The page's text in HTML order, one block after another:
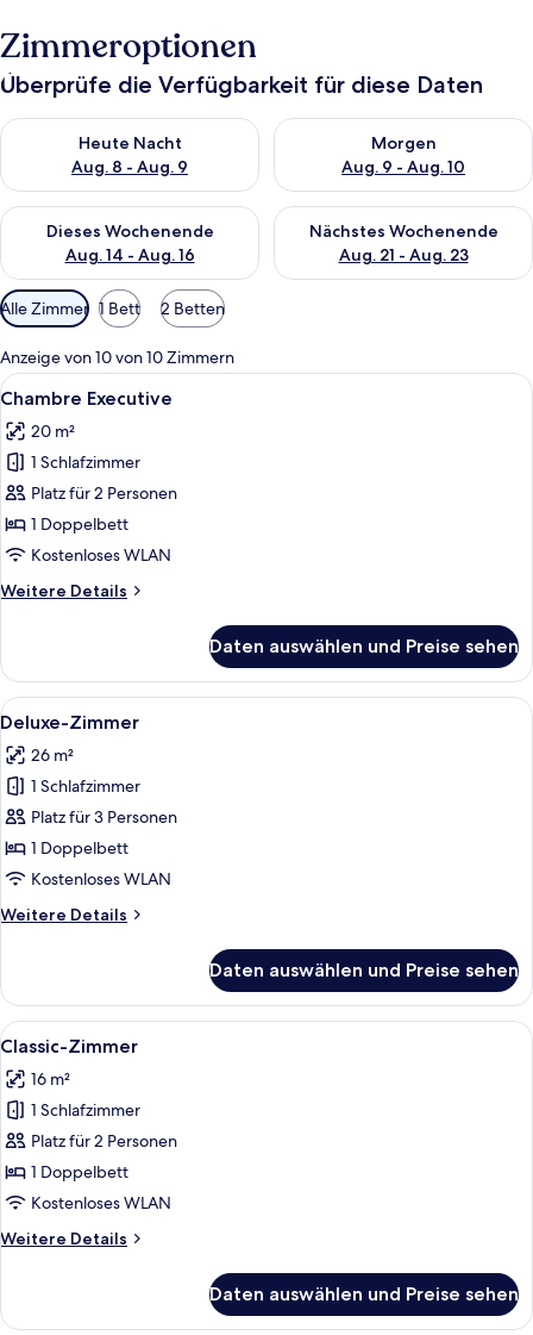
Zimmeroptionen
Überprüfe die Verfügbarkeit für diese Daten
Heute Nacht
Aug. 8 - Aug. 9
Überprüfe die Verfügbarkeit für heute Nacht, Aug. 8 - Aug. 9.
Morgen
Aug. 9 - Aug. 10
Überprüfe die Verfügbarkeit
Dieses Wochenende
Aug. 14 - Aug. 16
Überprüfe die Verfügbarkeit für dieses Wochenende, Aug. 14
Nächstes Wochenende
Aug. 21 - Aug. 23
Überprüfe die Verfügbarkeit
Verfügbare
Filter
für
Zimmer
Alle Zimmer 1 Bett 2 Betten
Anzeige von 10 von 10 Zimmern
Alle
Fotos
für
Chambre
Executive
anzeigen
Ein Schlafzimmer mit einem großen
8
Chambre Executive
20 m²
1 Schlafzimmer
Platz für 2 Personen
1 Doppelbett
Kostenloses WLAN
Weitere Details
Weitere
Executive
Daten auswählen und Preise sehen
Alle
Fotos
für
Deluxe-
Zimmer
anzeigen
Ein Hotelzimmer mit einem großen
9
Deluxe-Zimmer
26 m²
1 Schlafzimmer
Platz für 3 Personen
1 Doppelbett
Kostenloses WLAN
Weitere Details
Weitere
Zimmer
Daten auswählen und Preise sehen
Alle
Fotos
für
Classic-
Zimmer
anzeigen
Ein Hotelzimmer mit einem großen
11
Classic-Zimmer
16 m²
1 Schlafzimmer
Platz für 2 Personen
1 Doppelbett
Kostenloses WLAN
Weitere Details
Weitere
Zimmer
Daten auswählen und Preise sehen